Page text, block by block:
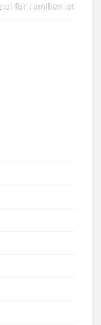
für Familien ist